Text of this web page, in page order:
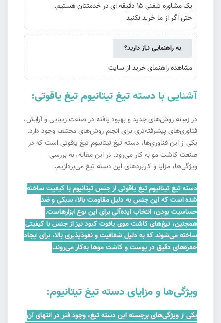
یک مشاوره تلفنی 15 دقیقه ای در خدمتتان هستیم.
حتی اگر از ما خرید نکنید
به راهنمایی نیاز دارید؟
مشاهده راهنمای خرید از سایت
آشنایی با دسته تیغ تیتانیوم تیغ یاقوتی:
در زمینه روش‌های جدید و بهبود یافته در صنعت زیبایی و آرایش،
فناوری‌های پیشرفته‌تری برای انجام روش‌های مختلف وجود دارد.
یکی از این فناوری‌ها، دسته تیغ تیتانیوم تیغ یاقوتی است که در
صنعت کاشت مو به کار می‌رود. در این مقاله، به بررسی
ویژگی‌ها، مزایا و کاربردهای این دسته تیغ می‌پردازیم.
دسته تیغ تیتانیوم تیغ یاقوتی از جنس تیتانیوم با کیفیت ساخته
شده است که این جنس به دلیل مقاومت بالا، سبکی و ضد
حساسیت بودن، انتخاب ایده‌آلی برای این نوع ابزارهاست.
همچنین، تیغ‌های کاشت موی یاقوت کبود نیز از جنس با کیفیتی
ساخته می‌شوند که به دلیل شفافیت و نفوذپذیری بالا، برای ایجاد
حفره‌های دقیق در پوست و کاشت موها به‌کار می‌روند.
ویژگی‌ها و مزایای دسته تیغ تیتانیوم:
یکی از ویژگی‌های برجسته این دسته تیغ، وجود فنر در انتهای آن